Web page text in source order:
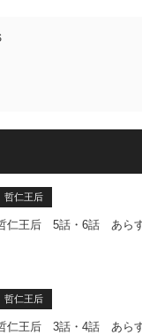
哲仁王后
仁王后 5話・6話 あら
哲仁王后
仁王后 3話・4話 あら